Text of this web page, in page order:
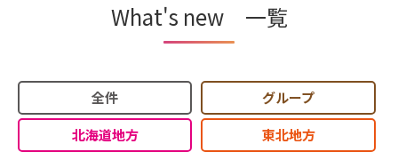
What's new 一覧
全件
グループ
北海道地方
東北地方